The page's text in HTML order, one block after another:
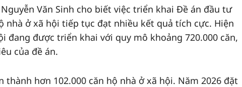
Văn Sinh cho biết việc triển khai Đề án đầu tư
ở xã hội tiếp tục đạt nhiều kết quả tích cực. Hiện
đang được triển khai với quy mô khoảng 720.000 căn,
của đề án.
thành hơn 102.000 căn hộ nhà ở xã hội. Năm 2026 đặt